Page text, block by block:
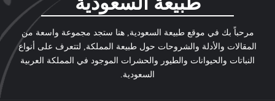
مرحباً بك في موقع طبيعة السعودية, هنا ستجد مجموعة واسعة من
المقالات والأدلة والشروحات حول طبيعة المملكة, لتتعرف على أنواع
النباتات والحيوانات والطيور والحشرات الموجود في المملكة العربية
السعودية.